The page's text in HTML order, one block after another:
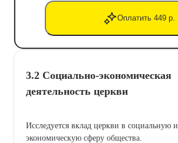
Оплатить 449 р.
3.2 Социально-экономическая
деятельность церкви
Исследуется вклад церкви в социальную и
экономическую сферу общества.